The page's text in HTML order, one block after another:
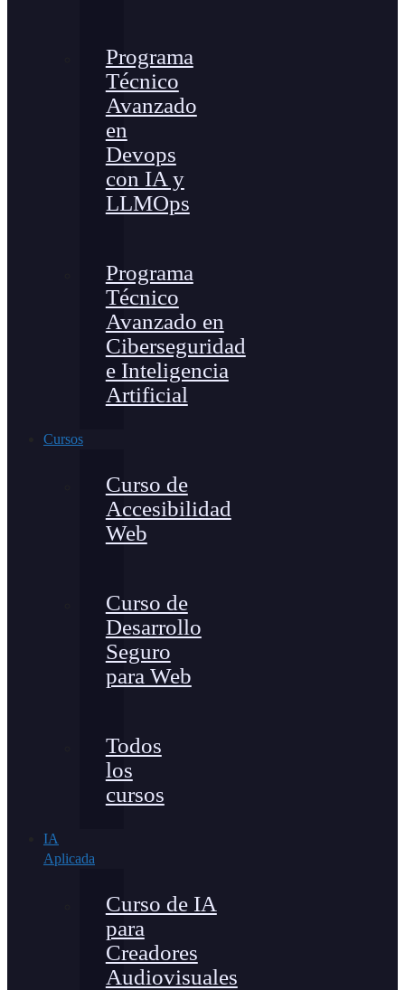
Programa
Técnico
Avanzado
en
Devops
con IA y
LLMOps
Programa
Técnico
Avanzado en
Ciberseguridad
e Inteligencia
Artificial
Cursos
Curso de
Accesibilidad
Web
Curso de
Desarrollo
Seguro
para Web
Todos
los
cursos
IA
Aplicada
Curso de IA
para
Creadores
Audiovisuales